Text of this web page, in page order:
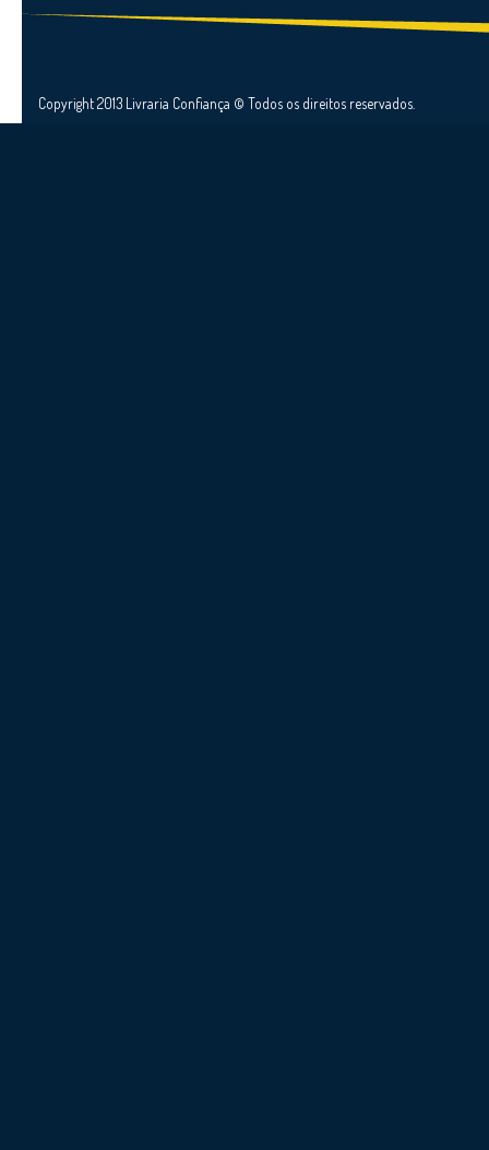
Copyright 2013 Livraria Confiança © Todos os direitos reservados.